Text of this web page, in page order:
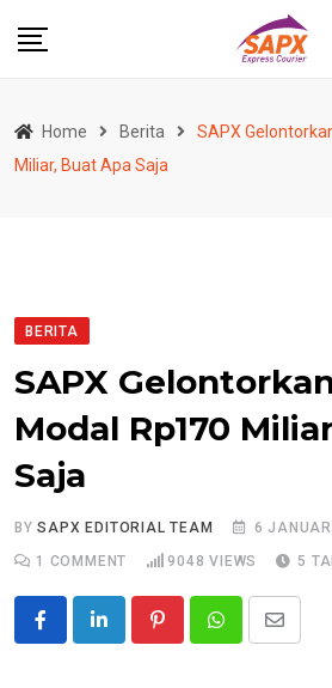
Home Berita
SAPX
Miliar, Buat Apa Saja
BERITA
SAPX
Modal Rp170
Saja
BYSAPX EDITORIAL TEAM
6
1
COMMENT 9048 VIEWS 5
PinterestWhatsappShare